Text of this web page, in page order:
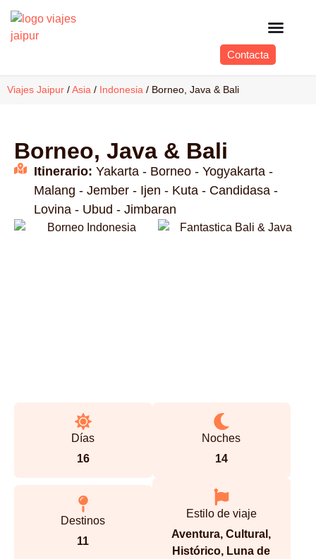
Contacta
Viajes Jaipur / Asia / Indonesia / Borneo, Java & Bali
Borneo, Java & Bali
Itinerario: Yakarta - Borneo - Yogyakarta -
Malang - Jember - Ijen - Kuta - Candidasa -
Lovina - Ubud - Jimbaran
Días
16
Noches
14
Destinos
11
Estilo de viaje
Aventura,Cultural ,
Histórico, Luna de